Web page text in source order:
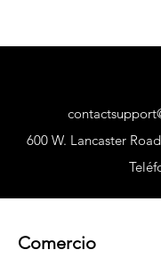
600 W. Lancaster
Comercio